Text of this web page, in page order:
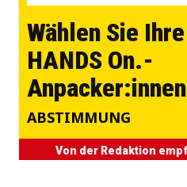
Wählen Sie Ihre
HANDS On.-
ABSTIMMUNG
Von der Redaktion